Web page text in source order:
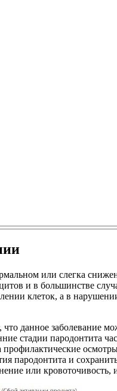
или слегка
и в большинстве
клеток, а в
данное заболевание
стадии пародонтита
пародонтита и
или кровоточивость,